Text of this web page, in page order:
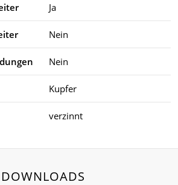
Ja
Nein
Nein
Kupfer
verzinnt
DOWNLOADS